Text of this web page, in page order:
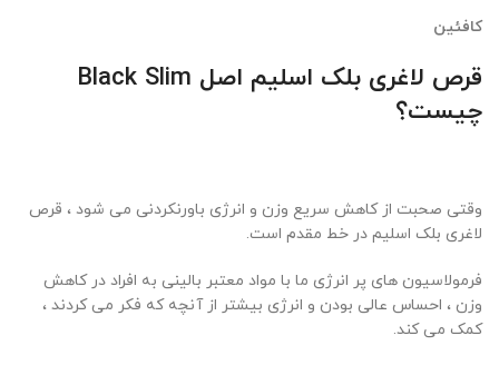
کافئین
قرص لاغری بلک اسلیم اصل Black Slim
چیست؟
وقتی صحبت از کاهش سریع وزن و انرژی باورنکردنی می شود ، قرص
لاغری بلک اسلیم در خط مقدم است.
فرمولاسیون های پر انرژی ما با مواد معتبر بالینی به افراد در کاهش
وزن ، احساس عالی بودن و انرژی بیشتر از آنچه که فکر می کردند ،
کمک می کند.